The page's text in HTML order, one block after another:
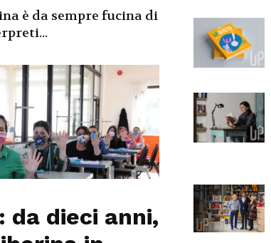
è da sempre fucina di
da dieci anni,